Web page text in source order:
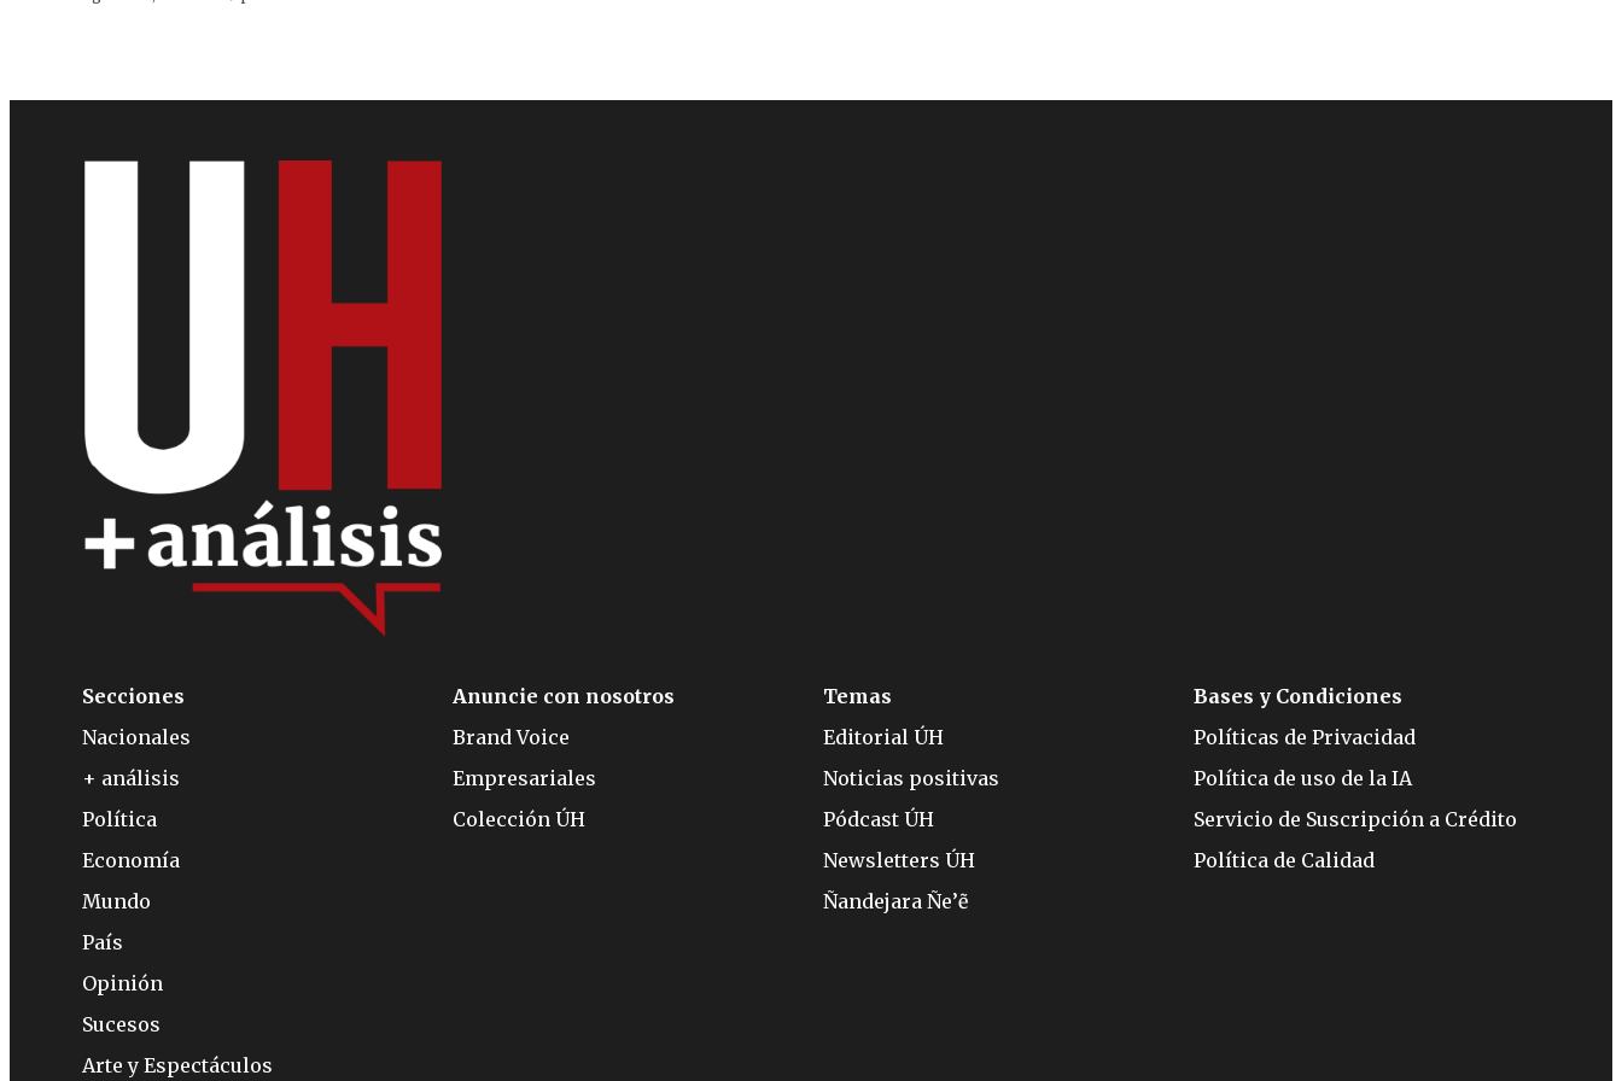
Secciones
Nacionales
+ análisis
Política
Economía
Mundo
País
Opinión
Sucesos
Arte y Espectáculos
Anuncie con nosotros
Brand Voice
Empresariales
Colección ÚH
Temas
Editorial ÚH
Noticias positivas
Pódcast ÚH
Newsletters ÚH
Ñandejara Ñe’ẽ
Bases y Condiciones
Políticas de Privacidad
Política de uso de la IA
Servicio de Suscripción a Crédito
Política de Calidad